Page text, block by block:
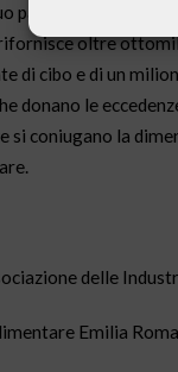
all’affamato.
oltre
di cibo e di un
donano le
si coniugano la
delle
Emilia